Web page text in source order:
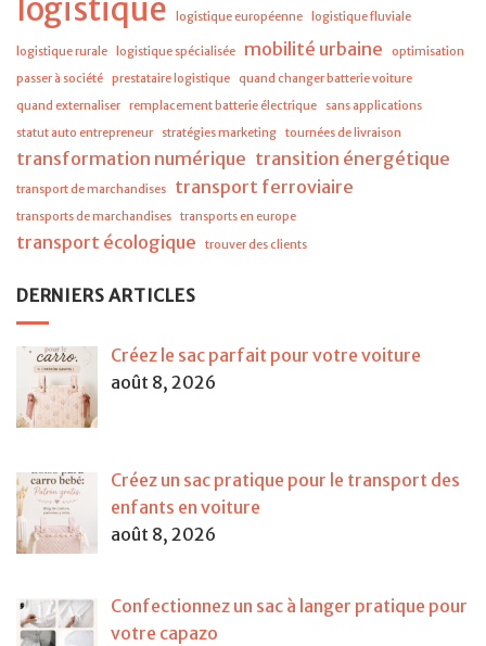
logistique logistique européenne logistique fluviale
logistique rurale logistique spécialisée mobilité urbaine
optimisation
passer à société
prestataire logistique
quand changer batterie voiture
quand externaliser
remplacement batterie électrique
sans applications
statut auto entrepreneur
stratégies marketing tournées de livraison
transformation numérique transition énergétique
transport de marchandises transport ferroviaire
transports de marchandises transports en europe
transport écologique trouver des clients
DERNIERS ARTICLES
Créez le sac parfait pour votre voiture
août 8, 2026
Créez un sac pratique pour le transport des
enfants en voiture
août 8, 2026
Confectionnez un sac à langer pratique pour
votre capazo